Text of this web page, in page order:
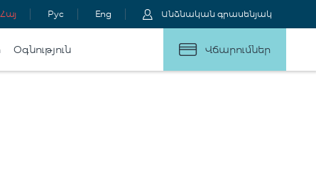
Հայ Рус Eng Անձնական գրասենյակ
Օգնություն Վճարումներ